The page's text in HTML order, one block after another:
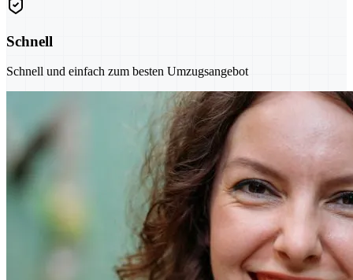
Schnell
Schnell und einfach zum besten Umzugsangebot